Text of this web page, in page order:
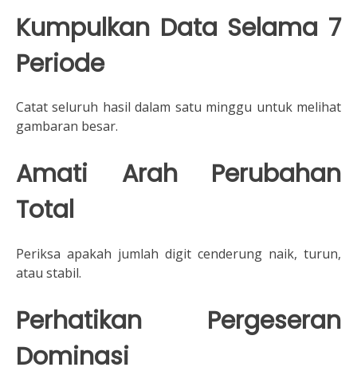
Kumpulkan Data Selama 7
Periode
Catat seluruh hasil dalam satu minggu untuk melihat
gambaran besar.
Amati Arah Perubahan
Total
Periksa apakah jumlah digit cenderung naik, turun,
atau stabil.
Perhatikan Pergeseran
Dominasi